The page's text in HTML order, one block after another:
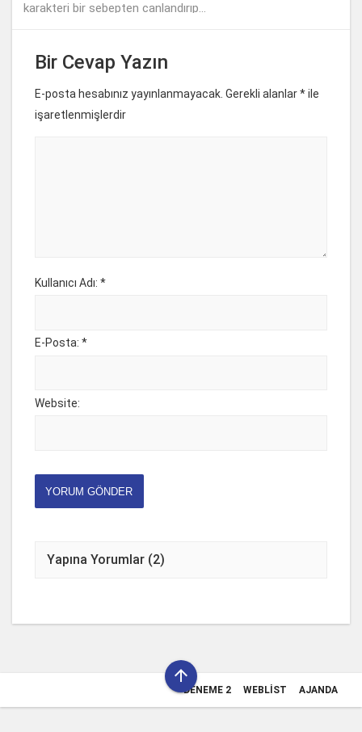
karakteri bir sebepten canlandırıp...
Bir Cevap Yazın
E-posta hesabınız yayınlanmayacak. Gerekli alanlar*ile
işaretlenmişlerdir
Kullanıcı Adı: *
E-Posta: *
Website:
YORUM GÖNDER
Yapına Yorumlar (2)

DENEME 2 WEBLIST AJANDA